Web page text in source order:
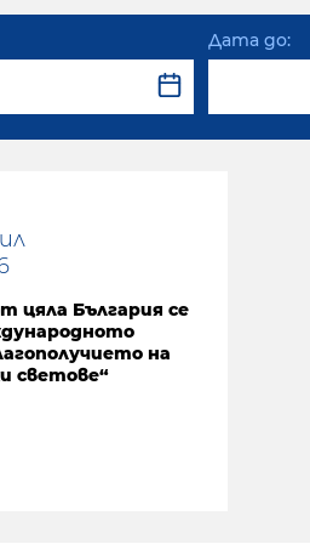
Дата до:
цяла България се
на
светове“